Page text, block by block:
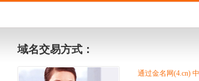
域名交易方式：
通过金名网(4.cn)